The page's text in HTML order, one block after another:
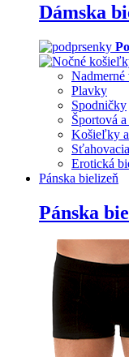
Dámska
Plavky
Spodničky
Športová
Košieľky
Erotická
Pánska bielizeň
Pánska